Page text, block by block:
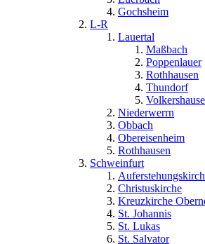
Gochsheim
L-R
Lauertal
Maßbach
Poppenlauer
Rothhausen
Thundorf
Niederwerrn
Obbach
Obereisenheim
Rothhausen
Schweinfurt
Christuskirche
Kreuzkirche
St. Johannis
St. Lukas
St. Salvator